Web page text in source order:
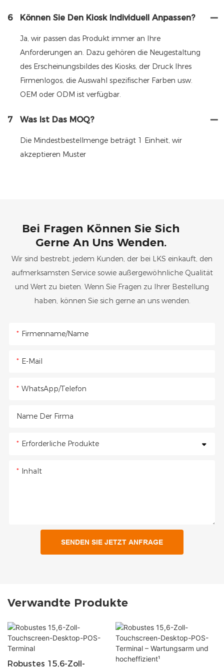
6 Können Sie Den Kiosk Individuell Anpassen?
Ja, wir passen das Produkt immer an Ihre
Anforderungen an. Dazu gehören die Neugestaltung
des Erscheinungsbildes des Kiosks, der Druck Ihres
Firmenlogos, die Auswahl spezifischer Farben usw.
OEM oder ODM ist verfügbar.
7 Was Ist Das MOQ?
Die Mindestbestellmenge beträgt 1 Einheit, wir
akzeptieren Muster
Bei Fragen Können Sie Sich
Gerne An Uns Wenden.
Wir sind bestrebt, jedem Kunden, der bei LKS einkauft, den
aufmerksamsten Service sowie außergewöhnliche Qualität
und Wert zu bieten. Wenn Sie Fragen zu Ihrer Bestellung
haben, können Sie sich gerne an uns wenden.
Firmenname/Name
E-Mail
WhatsApp/Telefon
Name Der Firma
Erforderliche Produkte
Inhalt
SENDEN SIE JETZT ANFRAGE
Verwandte Produkte
Robustes 15,6-Zoll-